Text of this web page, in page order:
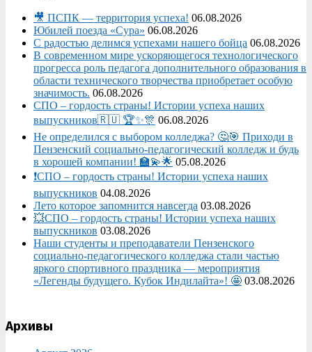
🎥 ПСПК — территория успеха! 06.08.2026
Юбилей поезда «Сура» 06.08.2026
С радостью делимся успехами нашего бойца 06.08.2026
В современном мире ускоряющегося технологического
прогресса роль педагога дополнительного образования в
области технического творчества приобретает особую
значимость. 06.08.2026
СПО – гордость страны! Истории успеха наших
выпускников🇷🇺 🏆✨🎊 06.08.2026
Не определился с выбором колледжа? 🤔🎯 Приходи в
Пензенский социально-педагогический колледж и будь
в хорошей компании! 🏫💫🌟 05.08.2026
❗СПО – гордость страны! Истории успеха наших
выпускников 04.08.2026
Лето которое запомнится навсегда 03.08.2026
💥СПО – гордость страны! Истории успеха наших
выпускников 03.08.2026
Наши студенты и преподаватели Пензенского
социально‑педагогического колледжа стали частью
яркого спортивного праздника — мероприятия
«Легенды будущего. Кубок Индилайта»! 🤩 03.08.2026
Архивы